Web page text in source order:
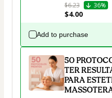
$6.23
36%
$4.00
Add to purchase
50
TER
PARA